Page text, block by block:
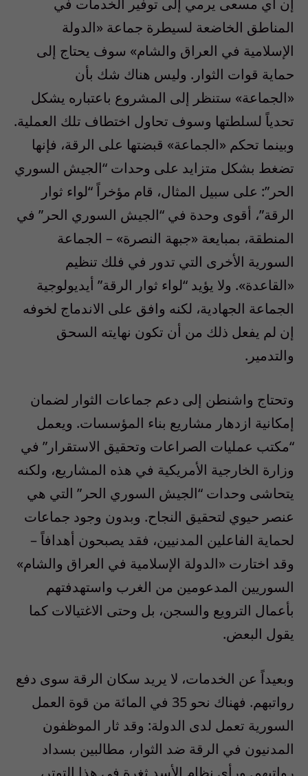
المناطق الخاضعة لسيطرة جماعة «الدولة
الإسلامية في العراق والشام» سوف يحتاج إلى
حماية قوات الثوار. وليس هناك شك بأن
«الجماعة» ستنظر إلى المشروع باعتباره يشكل
تحدياً لسلطتها وسوف تحاول اختطاف تلك العملية.
وبينما تحكم «الجماعة» قبضتها على الرقة، فإنها
تضغط بشكل متزايد على وحدات “الجيش السوري
الحر”: على سبيل المثال، قام مؤخراً “لواء ثوار
الرقة”، أقوى وحدة في “الجيش السوري الحر” في
المنطقة، بمبايعة «جبهة النصرة» – الجماعة
السورية الأخرى التي تدور في فلك تنظيم
«القاعدة». ولا يؤيد “لواء ثوار الرقة” أيديولوجية
الجماعة الجهادية، لكنه وافق على الاندماج لخوفه
إن لم يفعل ذلك من أن تكون نهايته السحق
والتدمير.
وتحتاج واشنطن إلى دعم جماعات الثوار لضمان
إمكانية ازدهار مشاريع بناء المؤسسات. ويعمل
“مكتب عمليات الصراعات وتحقيق الاستقرار” في
وزارة الخارجية الأمريكية في هذه المشاريع، ولكنه
يتحاشى وحدات “الجيش السوري الحر” التي هي
عنصر حيوي لتحقيق النجاح. وبدون وجود جماعات
لحماية الفاعلين المدنيين، فقد يصبحون أهدافاً –
وقد اختارت «الدولة الإسلامية في العراق والشام»
السوريين المدعومين من الغرب واستهدفتهم
بأعمال الترويع والسجن، بل وحتى الاغتيالات كما
يقول البعض.
وبعيداً عن الخدمات، لا يريد سكان الرقة سوى دفع
رواتبهم. فهناك نحو 35 في المائة من قوة العمل
السورية تعمل لدى الدولة: وقد ثار الموظفون
المدنيون في الرقة ضد الثوار، مطالبين بسداد